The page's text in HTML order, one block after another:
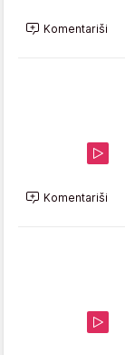
Komentariši
Komentariši